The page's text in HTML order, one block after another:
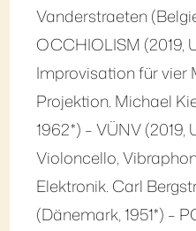
Vanderstraeten
OCCHIOLISM (2019,
Improvisation für vier
Projektion. Michael
1962*) – VÜNV (2019,
Violoncello,
Elektronik. Carl
(Dänemark, 1951*) –